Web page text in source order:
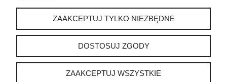
INFORMACJE
O NAS
instagram
ZAAKCEPTUJ TYLKO NIEZBĘDNE
DOSTOSUJ ZGODY
ZAAKCEPTUJ WSZYSTKIE